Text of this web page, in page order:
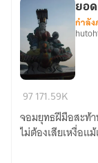
ยุทธ
อัจฉริยะ
(จบ
ยอ
กำลัง
97171.59K
จอมยุทธฝีมือสะท้
ไม่ต้องเสียเหงื่อแ